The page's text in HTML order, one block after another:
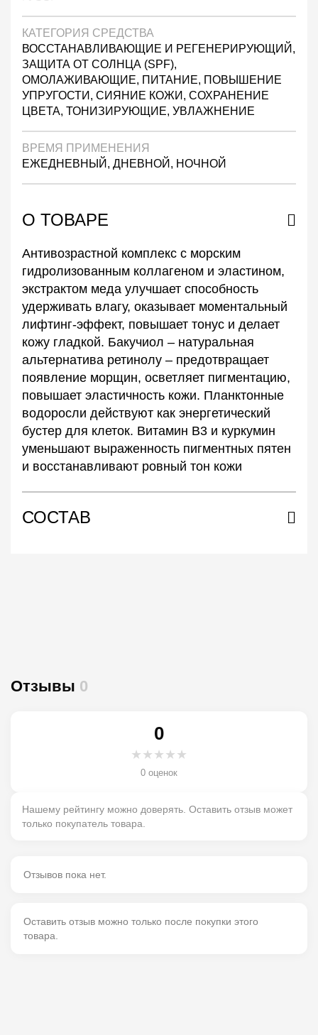
КАТЕГОРИЯ СРЕДСТВА
ВОССТАНАВЛИВАЮЩИЕ И РЕГЕНЕРИРУЮЩИЙ,
ЗАЩИТА ОТ СОЛНЦА (SPF),
ОМОЛАЖИВАЮЩИЕ, ПИТАНИЕ, ПОВЫШЕНИЕ
УПРУГОСТИ, СИЯНИЕ КОЖИ, СОХРАНЕНИЕ
ЦВЕТА, ТОНИЗИРУЮЩИЕ, УВЛАЖНЕНИЕ
ВРЕМЯ ПРИМЕНЕНИЯ
ЕЖЕДНЕВНЫЙ, ДНЕВНОЙ, НОЧНОЙ
О ТОВАРЕ
Антивозрастной комплекс с морским
гидролизованным коллагеном и эластином,
экстрактом меда улучшает способность
удерживать влагу, оказывает моментальный
лифтинг-эффект, повышает тонус и делает
кожу гладкой. Бакучиол – натуральная
альтернатива ретинолу – предотвращает
появление морщин, осветляет пигментацию,
повышает эластичность кожи. Планктонные
водоросли действуют как энергетический
бустер для клеток. Витамин B3 и куркумин
уменьшают выраженность пигментных пятен
и восстанавливают ровный тон кожи
СОСТАВ
Отзывы 0
0
★ ★ ★ ★ ★
0 оценок
Нашему рейтингу можно доверять. Оставить отзыв может
только покупатель товара.
Отзывов пока нет.
Оставить отзыв можно только после покупки этого
товара.